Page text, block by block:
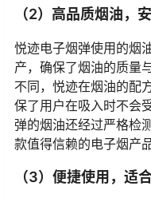
（2）高品质烟油，
悦迹电子烟弹使用的烟
产，确保了烟油的质量
不同，悦迹在烟油的配
保了用户在吸入时不会
弹的烟油还经过严格检
款值得信赖的电子烟产品
（3）便捷使用，适